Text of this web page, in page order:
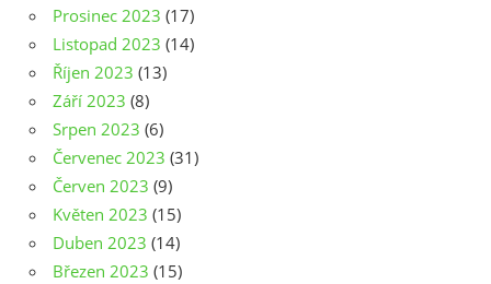
Prosinec 2023 (17)
Listopad 2023 (14)
Říjen 2023 (13)
Září 2023 (8)
Srpen 2023 (6)
Červenec 2023 (31)
Červen 2023 (9)
Květen 2023 (15)
Duben 2023 (14)
Březen 2023 (15)